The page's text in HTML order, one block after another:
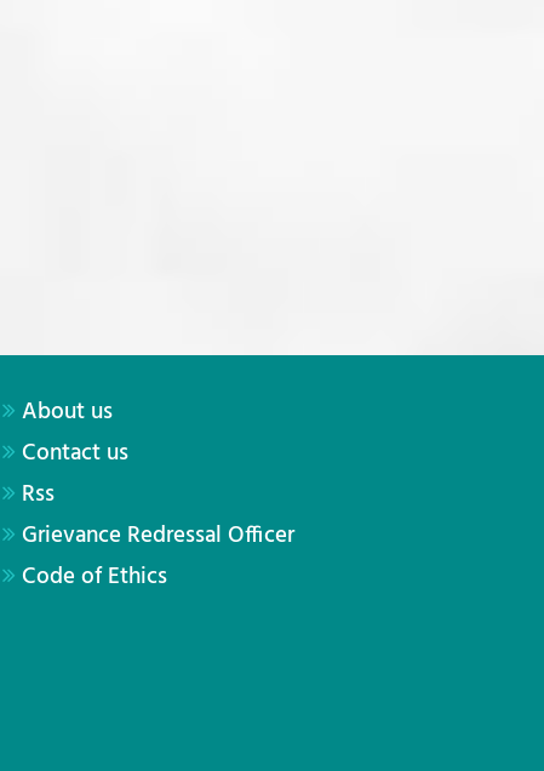
About us
Contact us
Rss
Grievance Redressal Officer
Code of Ethics